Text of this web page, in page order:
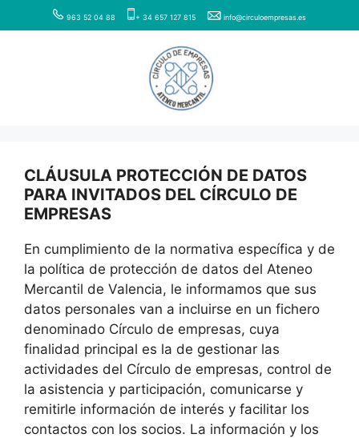
al
963 52 04 88 + 34 657 127 815 info@circuloempresas.es
CLÁUSULA PROTECCIÓN DE DATOS
PARA INVITADOS DEL CÍRCULO DE
EMPRESAS
En cumplimiento de la normativa específica y de
la política de protección de datos del Ateneo
Mercantil de Valencia, le informamos que sus
datos personales van a incluirse en un fichero
denominado Círculo de empresas, cuya
finalidad principal es la de gestionar las
actividades del Círculo de empresas, control de
la asistencia y participación, comunicarse y
remitirle información de interés y facilitar los
contactos con los socios. La información y los